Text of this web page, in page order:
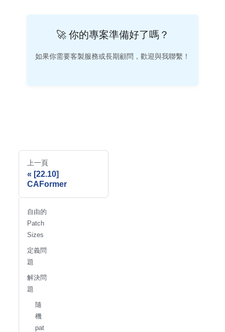
🚀 你的專案準備好了嗎？
如果你需要客製服務或長期顧問，歡迎與我聯繫！
上一頁
[22.10]
CAFormer
自由的
Patch
Sizes
定義問
題
解決問
題
隨
機
pat